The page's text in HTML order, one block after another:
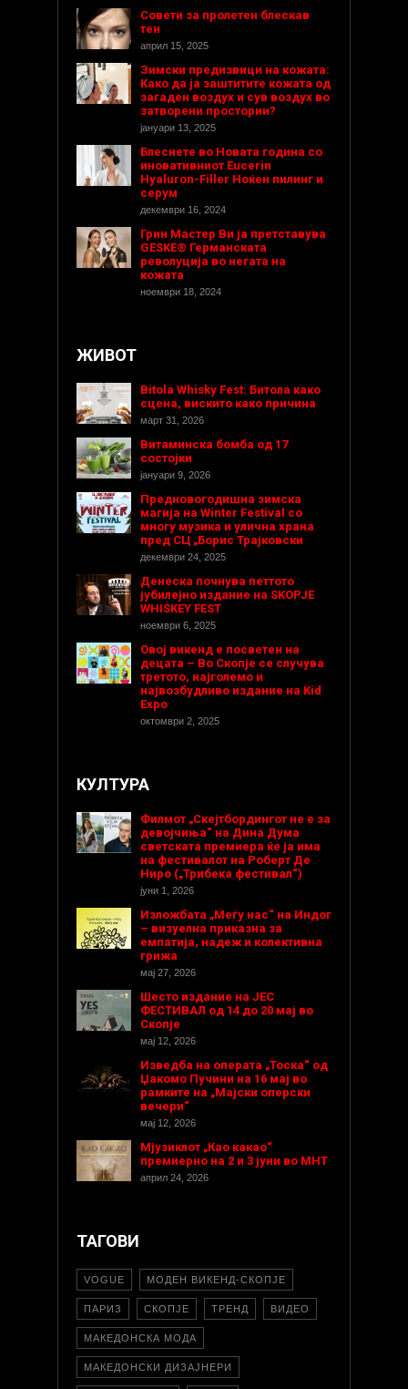
Совети за пролетен блескав
тен
април 15, 2025
Зимски предизвици на кожата:
Како да ја заштитите кожата од
загаден воздух и сув воздух во
затворени простории?
јануари 13, 2025
Блеснете во Новата година со
иновативниот Eucerin
Hyaluron-Filler Ноќен пилинг и
серум
декември 16, 2024
Грин Мастер Ви ја претставува
GESKE® Германската
револуција во негата на
кожата
ноември 18, 2024
ЖИВОТ
Bitola Whisky Fest: Битола како
сцена, вискито како причина
март 31, 2026
Витаминска бомба од 17
состојки
јануари 9, 2026
Предновогодишнa зимска
магија на Winter Festival со
многу музика и улична храна
пред СЦ „Борис Трајковски
декември 24, 2025
Денеска почнува петтото
јубилејно издание на SKOPJE
WHISKEY FEST
ноември 6, 2025
Овој викенд е посветен на
децата – Во Скопје се случува
третото, најголемо и
највозбудливо издание на Kid
Expo
октомври 2, 2025
КУЛТУРА
Филмот „Скејтбордингот не е за
девојчиња“ на Дина Дума
светската премиера ќе ја има
на фестивалот на Роберт Де
Ниро („Трибека фестивал“)
јуни 1, 2026
Изложбата „Меѓу нас“ на Индог
– визуелна приказна за
емпатија, надеж и колективна
грижа
мај 27, 2026
Шесто издание на ЈЕС
ФЕСТИВАЛ од 14 до 20 мај во
Скопје
мај 12, 2026
Изведба на операта „Тоска“ од
Џакомо Пучини на 16 мај во
рамките на „Мајски оперски
вечери“
мај 12, 2026
Мјузиклот „Као какао“
премиерно на 2 и 3 јуни во МНТ
април 24, 2026
ТАГОВИ
VOGUE МОДЕН ВИКЕНД-СКОПЈЕ
ПАРИЗ СКОПЈЕ ТРЕНД ВИДЕО
МАКЕДОНСКА МОДА
МАКЕДОНСКИ ДИЗАЈНЕРИ